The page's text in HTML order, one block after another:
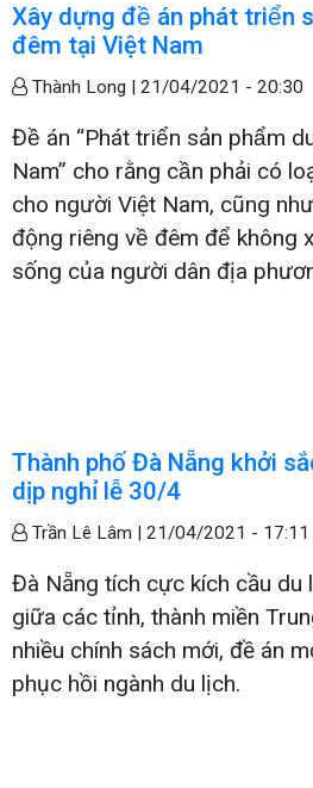
Xây dựng đề án phát triển
đêm tại Việt Nam
Thành Long | 21/04/2021 - 20:30
Đề án “Phát triển sản phẩm
Nam” cho rằng cần phải có
cho người Việt Nam, cũng
động riêng về đêm để không
sống của người dân địa
Thành phố Đà Nẵng khởi
dịp nghỉ lễ 30/4
Trần Lê Lâm | 21/04/2021 - 17:11
Đà Nẵng tích cực kích cầu du
giữa các tỉnh, thành miền
nhiều chính sách mới, đề án
phục hồi ngành du lịch.